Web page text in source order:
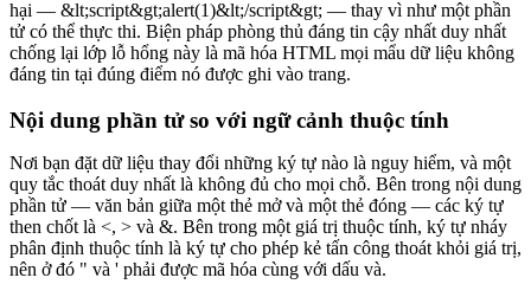
hại — &lt;script&gt;alert(1)&lt;/script&gt; — thay vì như một phần
tử có thể thực thi. Biện pháp phòng thủ đáng tin cậy nhất duy nhất
chống lại lớp lỗ hổng này là mã hóa HTML mọi mẩu dữ liệu không
đáng tin tại đúng điểm nó được ghi vào trang.
Nội dung phần tử so với ngữ cảnh thuộc tính
Nơi bạn đặt dữ liệu thay đổi những ký tự nào là nguy hiểm, và một
quy tắc thoát duy nhất là không đủ cho mọi chỗ. Bên trong nội dung
phần tử — văn bản giữa một thẻ mở và một thẻ đóng — các ký tự
then chốt là <, > và &. Bên trong một giá trị thuộc tính, ký tự nháy
phân định thuộc tính là ký tự cho phép kẻ tấn công thoát khỏi giá trị,
nên ở đó " và ' phải được mã hóa cùng với dấu và.